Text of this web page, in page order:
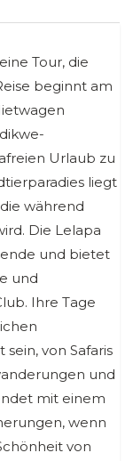
Tour, die
beginnt am
Urlaub zu
liegt
während
Die Lelapa
und bietet
und
Ihre Tage
von Safaris
und
mit einem
wenn
von